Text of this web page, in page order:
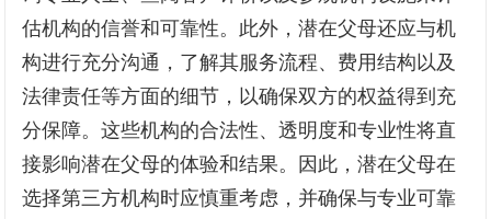
估机构的信誉和可靠性。此外，潜在父母还应与机
构进行充分沟通，了解其服务流程、费用结构以及
法律责任等方面的细节，以确保双方的权益得到充
分保障。这些机构的合法性、透明度和专业性将直
接影响潜在父母的体验和结果。因此，潜在父母在
选择第三方机构时应慎重考虑，并确保与专业可靠